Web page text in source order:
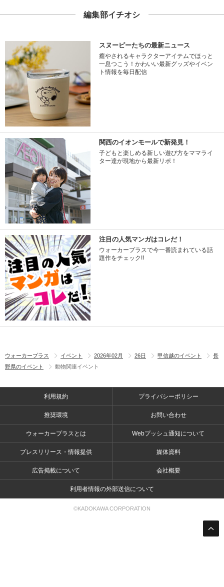
編集部イチオシ
スヌーピーたちの最新ニュース
癒やされるキャラクターアイテムでほっと
一息つこう！かわいい最新グッズやイベン
ト情報を毎日配信
関西のイオンモールで新発見！
子どもと楽しめる新しい遊び方をママライ
ター達が現地から最新リポ！
注目の人気マンガはコレだ！
ウォーカープラスで今一番読まれている話
題作をチェック!!
ウォーカープラス イベント 2026年02月 26日 甲信越のイベント
長
野県のイベント
動物関連イベント
利用規約 プライバシーポリシー
推奨環境 お問い合わせ
ウォーカープラスとは Webプッシュ通知について
プレスリリース・情報提供 媒体資料
広告掲載について 会社概要
利用者情報の外部送信について
©KADOKAWA CORPORATION